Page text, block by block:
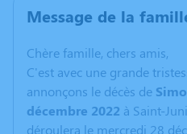
Message de la
Chère famille, chers amis,
C'est avec une grande
annonçons le décès de
décembre 2022 à Saint-
déroulera le mercredi 28